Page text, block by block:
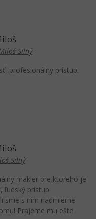
Miloš Silný
profesionálny prístup.
Silný
makler pre ktoreho je
ľudský prístup
sme s ním nadmierne
Prajeme mu ešte